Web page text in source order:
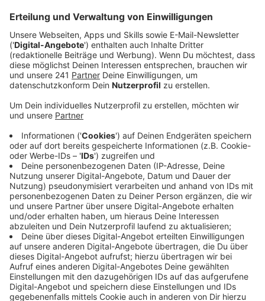
Anzeige
In Leverkusen wird im Schnitt 137 Mal pro Tag die 112
gewählt. Um die Einsatzkräfte zu entlasten und im
Notfall schneller lebenswichtige Entscheidungen zu
treffen, führt die Stadt ab dem Frühjahr ein neues
Bedarf den Telenotarzt per Video dazuschalten.
Dieser sitzt in einer der Leitstellen in Leverkusen und
Mettmann und soll den Rettungsdienst beraten sowie
Anweisungen geben. In einigen Fällen wird es dadurch
nicht mehr nötig sein, dass ein Notarzt persönlich
vorbeikommt.
Anzeige
Zusammenarbeit mit Nachbarkommunen